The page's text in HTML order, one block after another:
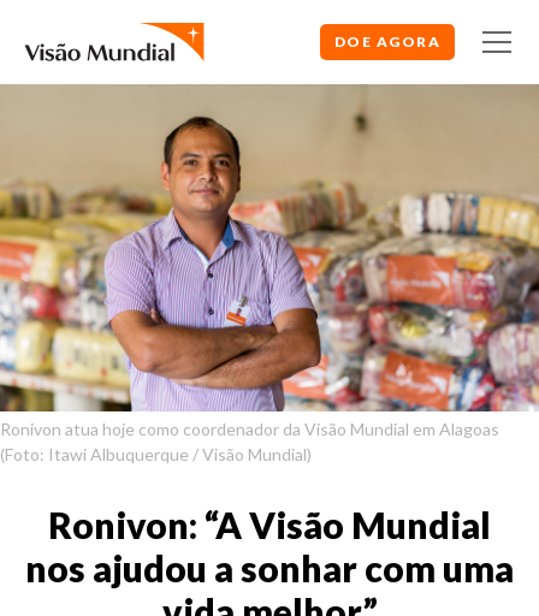
DOE AGORA
Ronivon atua hoje como coordenador da Visão Mundial em Alagoas
(Foto: Itawi Albuquerque / Visão Mundial)
Ronivon: “A Visão Mundial
nos ajudou a sonhar com uma